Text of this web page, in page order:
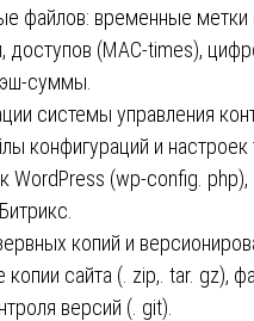
файлов: временные метки
доступов (MAC-times),
суммы.
системы управления
конфигураций и настроек
WordPress (wp-config. php),
копий и
копии сайта (. zip,. tar. gz),
версий (. git).